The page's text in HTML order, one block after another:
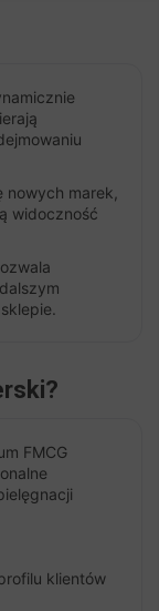
nowych marek,
widoczność
FMCG
klientów